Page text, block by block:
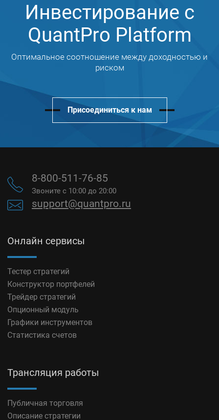
Инвестирование с
QuantPro Platform
Оптимальное соотношение между доходностью и
риском
Присоединиться к нам
8-800-511-76-85
Звоните с 10:00 до 20:00
support@quantpro.ru
Онлайн сервисы
Тестер стратегий
Конструктор портфелей
Трейдер стратегий
Опционный модуль
Графики инструментов
Статистика счетов
Трансляция работы
Публичная торговля
Описание стратегии